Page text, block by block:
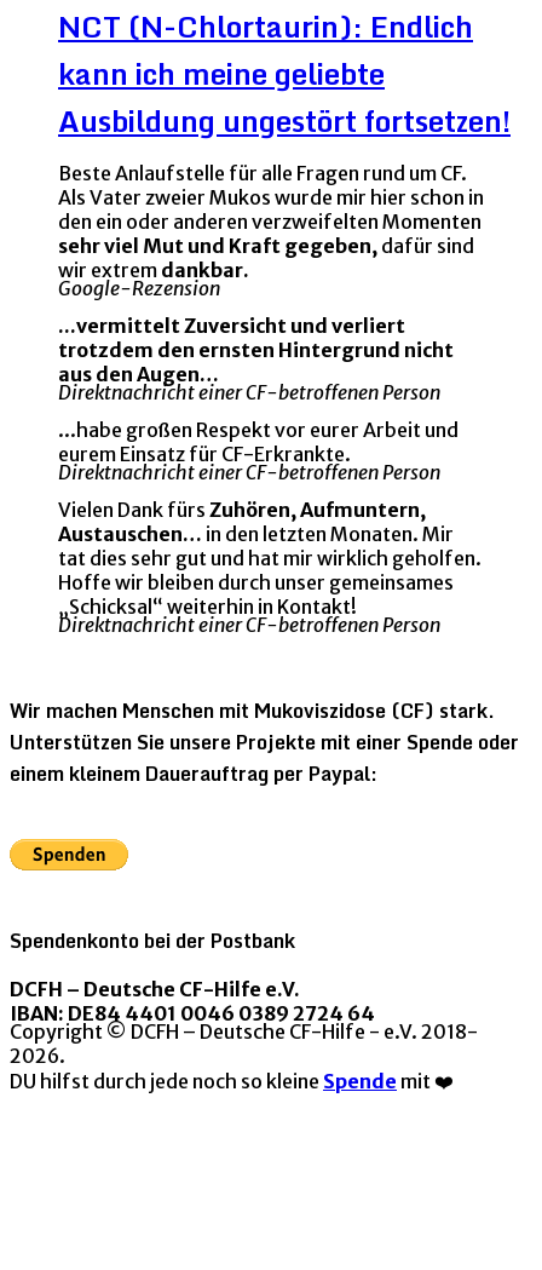
NCT (N-Chlortaurin): Endlich
kann ich meine geliebte
Ausbildung ungestört fortsetzen!
Beste Anlaufstelle für alle Fragen rund um CF.
Als Vater zweier Mukos wurde mir hier schon in
den ein oder anderen verzweifelten Momenten
sehr viel Mut und Kraft gegeben, dafür sind
wir extrem dankbar.
Google-Rezension
...vermittelt Zuversicht und verliert
trotzdem den ernsten Hintergrund nicht
aus den Augen…
Direktnachricht einer CF-betroffenen Person
...habe großen Respekt vor eurer Arbeit und
eurem Einsatz für CF-Erkrankte.
Direktnachricht einer CF-betroffenen Person
Vielen Dank fürs Zuhören, Aufmuntern,
Austauschen… in den letzten Monaten. Mir
tat dies sehr gut und hat mir wirklich geholfen.
Hoffe wir bleiben durch unser gemeinsames
„Schicksal“ weiterhin in Kontakt!
Direktnachricht einer CF-betroffenen Person
Wir machen Menschen mit Mukoviszidose (CF) stark.
Unterstützen Sie unsere Projekte mit einer Spende oder
einem kleinem Dauerauftrag per Paypal:
Spendenkonto bei der Postbank
DCFH – Deutsche CF-Hilfe e.V.
IBAN: DE84 4401 0046 0389 2724 64
Copyright © DCFH – Deutsche CF-Hilfe - e.V. 2018-
2026.
DU hilfst durch jede noch so kleine Spende mit ❤️